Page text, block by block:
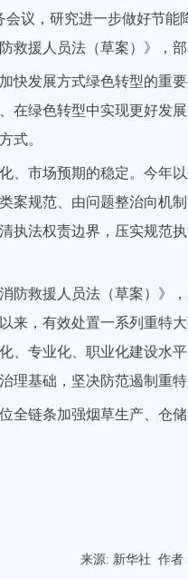
议，研究进一步做好节
救援人员法（草案）》，
快发展方式绿色转型的重
在绿色转型中实现更好发
式。
、市场预期的稳定。今年
案规范、由问题整治向机
执法权责边界，压实规范
防救援人员法（草案）》
来，有效处置一系列重特
、专业化、职业化建设水
理基础，坚决防范遏制重特
全链条加强烟草生产、仓
来源: 新华社 作者